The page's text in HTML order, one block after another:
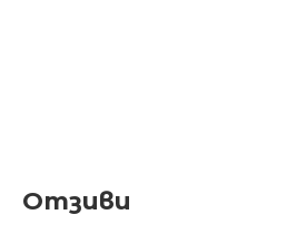
Отзиви